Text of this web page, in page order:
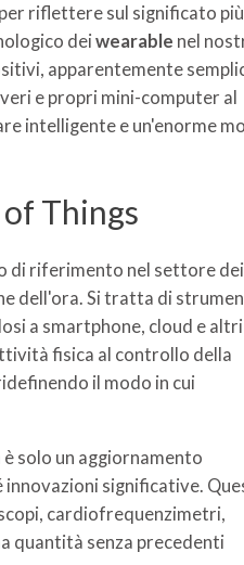
riflettere sul significato più
dei wearable nel
apparentemente
e propri mini-computer al
intelligente e un'enorme
Things
di riferimento nel settore dei
dell'ora. Si tratta di
a smartphone, cloud e altri
fisica al controllo della
il modo in cui
solo un aggiornamento
innovazioni significative.
cardiofrequenzimetri,
quantità senza precedenti